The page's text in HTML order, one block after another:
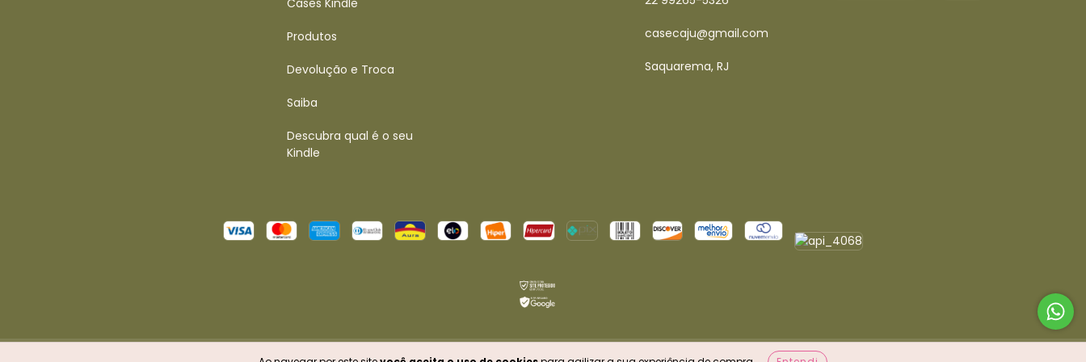
Cases Kindle
Produtos
Devolução e Troca
Saiba
Descubra qual é o seu
Kindle
casecaju@gmail.com
Saquarema, RJ
Copyright CASECAJU - 50608080000130 - 2026. Todos os direitos reservados.